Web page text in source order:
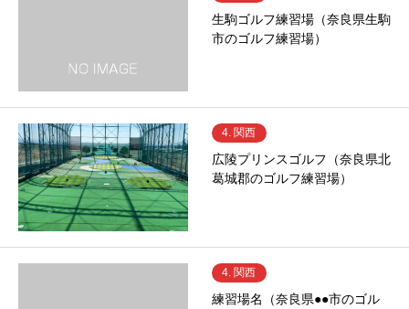
生駒ゴルフ練習場（奈良県生駒
市のゴルフ練習場）
4. 関西
広陵プリンスゴルフ（奈良県北
葛城郡のゴルフ練習場）
4. 関西
練習場名（奈良県●●市のゴル